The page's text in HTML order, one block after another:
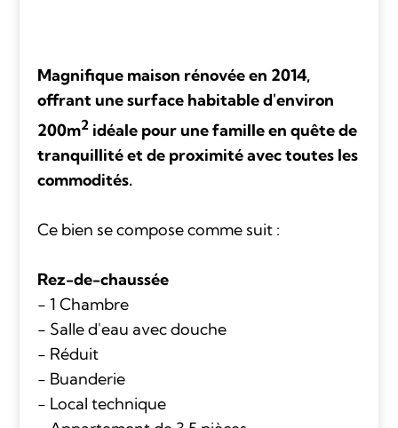
Magnifique maison rénovée en 2014,
offrant une surface habitable d'environ
200m2idéale pour une famille en quête de
tranquillité et de proximité avec toutes les
commodités.
Ce bien se compose comme suit :
Rez-de-chaussée
- 1 Chambre
- Salle d'eau avec douche
- Réduit
- Buanderie
- Local technique